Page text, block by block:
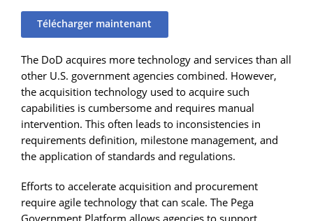
Télécharger maintenant
The DoD acquires more technology and services than all
other U.S. government agencies combined. However,
the acquisition technology used to acquire such
capabilities is cumbersome and requires manual
intervention. This often leads to inconsistencies in
requirements definition, milestone management, and
the application of standards and regulations.
Efforts to accelerate acquisition and procurement
require agile technology that can scale. The Pega
Government Platform allows agencies to support